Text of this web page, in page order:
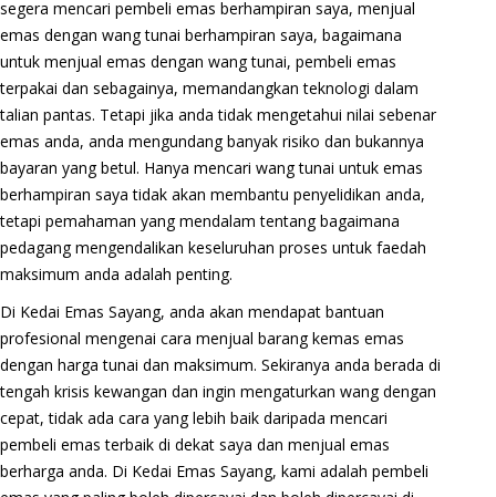
segera mencari pembeli emas berhampiran saya, menjual
emas dengan wang tunai berhampiran saya, bagaimana
untuk menjual emas dengan wang tunai, pembeli emas
terpakai dan sebagainya, memandangkan teknologi dalam
talian pantas. Tetapi jika anda tidak mengetahui nilai sebenar
emas anda, anda mengundang banyak risiko dan bukannya
bayaran yang betul. Hanya mencari wang tunai untuk emas
berhampiran saya tidak akan membantu penyelidikan anda,
tetapi pemahaman yang mendalam tentang bagaimana
pedagang mengendalikan keseluruhan proses untuk faedah
maksimum anda adalah penting.
Di Kedai Emas Sayang, anda akan mendapat bantuan
profesional mengenai cara menjual barang kemas emas
dengan harga tunai dan maksimum. Sekiranya anda berada di
tengah krisis kewangan dan ingin mengaturkan wang dengan
cepat, tidak ada cara yang lebih baik daripada mencari
pembeli emas terbaik di dekat saya dan menjual emas
berharga anda. Di Kedai Emas Sayang, kami adalah pembeli